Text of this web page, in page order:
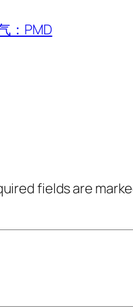
：PMD
fields are